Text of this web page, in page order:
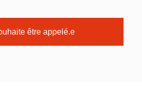
être appelé.e